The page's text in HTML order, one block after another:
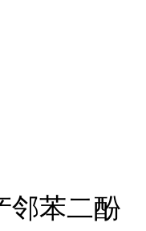
邻苯二酚